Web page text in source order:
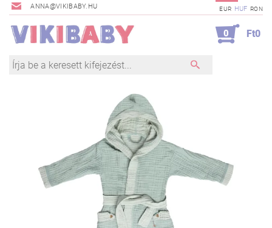
ANNA@VIKIBABY.HU EUR HUF RON
0 Ft0